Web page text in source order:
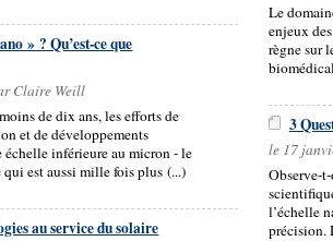
Le
enjeux
règne sur
» ? Qu’est-ce que
Claire Weill
de dix ans, les efforts de
et de développements
échelle inférieure au micron - le
est aussi mille fois plus (...)
3
le 17
Observe-
l’échelle
précision.
au service du solaire